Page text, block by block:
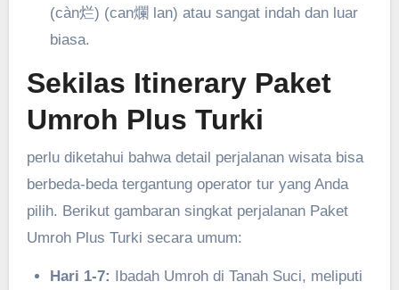
(càn烂) (can爛 lan) atau sangat indah dan luar
biasa.
Sekilas Itinerary Paket
Umroh Plus Turki
perlu diketahui bahwa detail perjalanan wisata bisa
berbeda-beda tergantung operator tur yang Anda
pilih. Berikut gambaran singkat perjalanan Paket
Umroh Plus Turki secara umum:
Hari 1-7: Ibadah Umroh di Tanah Suci, meliputi